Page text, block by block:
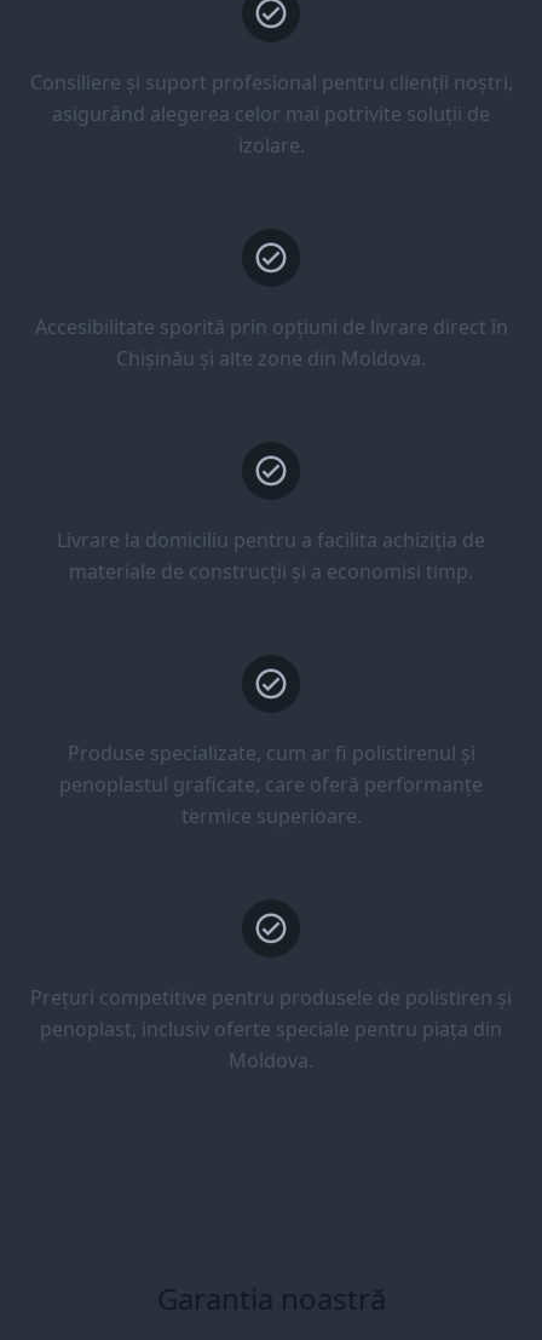
Consiliere și suport profesional pentru clienții noștri,
asigurând alegerea celor mai potrivite soluții de
izolare.
Accesibilitate sporită prin opțiuni de livrare direct în
Chișinău și alte zone din Moldova.
Livrare la domiciliu pentru a facilita achiziția de
materiale de construcții și a economisi timp.
Produse specializate, cum ar fi polistirenul și
penoplastul graficate, care oferă performanțe
termice superioare.
Prețuri competitive pentru produsele de polistiren și
penoplast, inclusiv oferte speciale pentru piața din
Moldova.
Garantia noastră